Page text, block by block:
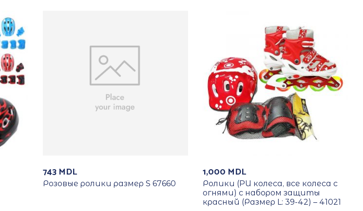
743 MDL
Розовые ролики размер S 67660
1,000 MDL
Ролики (PU колеса, все колеса с
огнями) с набором защиты
красный (Размер L: 39-42) – 41021